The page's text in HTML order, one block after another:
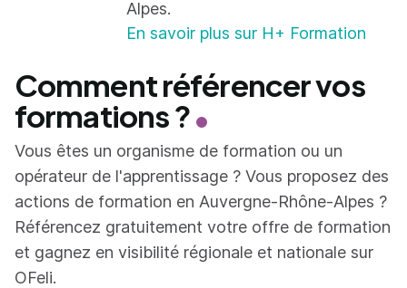
Alpes.
En savoir plus sur H+ Formation
Comment référencer vos
formations ?
Vous êtes un organisme de formation ou un
opérateur de l'apprentissage ? Vous proposez des
actions de formation en Auvergne-Rhône-Alpes ?
Référencez gratuitement votre offre de formation
et gagnez en visibilité régionale et nationale sur
OFeli.